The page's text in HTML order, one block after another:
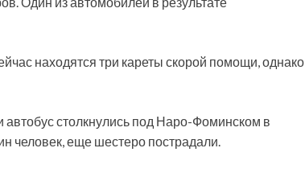
находятся три кареты скорой помощи, однако
столкнулись под Наро-Фоминском в
человек, еще шестеро пострадали.